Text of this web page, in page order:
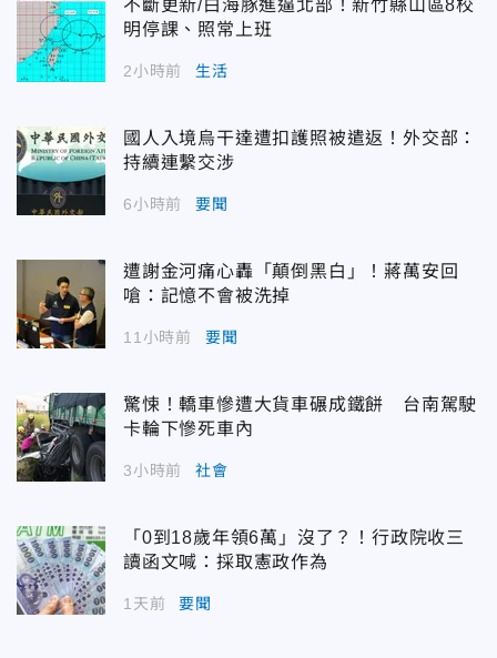
不斷更新/白海豚進逼北部！新竹縣山區8校
明停課、照常上班
2小時前 生活
國人入境烏干達遭扣護照被遣返！外交部：
持續連繫交涉
6小時前 要聞
遭謝金河痛心轟「顛倒黑白」！蔣萬安回
嗆：記憶不會被洗掉
11小時前 要聞
驚悚！轎車慘遭大貨車碾成鐵餅 台南駕駛
卡輪下慘死車內
3小時前 社會
「0到18歲年領6萬」沒了？！行政院收三
讀函文喊：採取憲政作為
1天前 要聞